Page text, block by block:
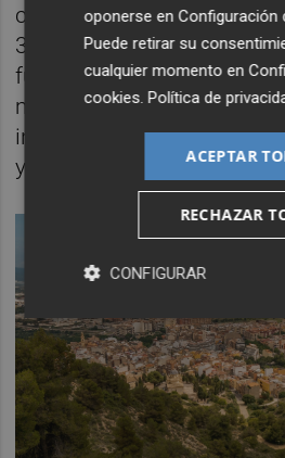
complejo incluirá un
3.422 metros, así como
funciones mecánicas y de
metros cuadrados, donde
instalaciones auxiliares,
y el laboratorio.
oponerse enConfiguración
Puede retirar su
cualquier momento en
cookies .Política de
ACEPTAR
RECHAZAR
CONFIGURAR